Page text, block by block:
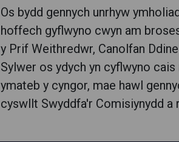
Os bydd gennych unrhyw
hoffech gyflwyno cwyn am
y Prif Weithredwr, Canolfan
Sylwer os ydych yn cyflwyno
ymateb y cyngor, mae hawl
cyswllt Swyddfa'r Comisiynydd a